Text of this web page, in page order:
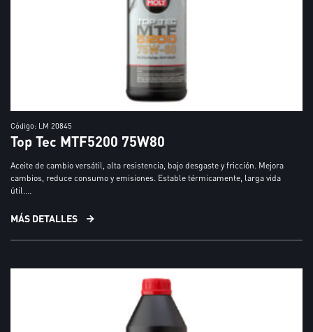
Código: LM 20845
Top Tec MTF5200 75W80
Aceite de cambio versátil, alta resistencia, bajo desgaste y fricción. Mejora
cambios, reduce consumo y emisiones. Estable térmicamente, larga vida
útil....
MÁS DETALLES